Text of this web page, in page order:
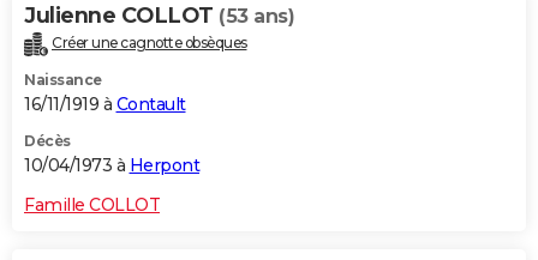
Julienne COLLOT (53 ans)
Créer une cagnotte obsèques
Naissance
16/11/1919 à Contault
Décès
10/04/1973 à Herpont
Famille COLLOT